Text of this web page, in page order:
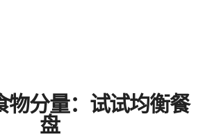
物分量：试试均衡餐
盘